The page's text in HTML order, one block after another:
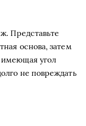
Представьте
основа, затем
имеющая угол
не повреждать